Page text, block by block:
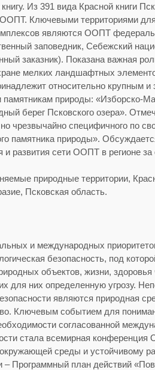
Из 391 вида Красной книги
Ключевыми территориями
являются ООПТ
заповедник, Себежский
заказник). Показана важная
мелких ландшафтных
относительно крупным и
природы: «Изборско-
берег Псковского озера».
чрезвычайно специфичного по
памятника природы».
и развития сети ООПТ в регионе за
природные территории,
Псковская область.
и международных
безопасность, под
объектов, жизни, здоровья
для них определенную угрозу.
являются природная
Ключевым событием для
согласованной
стала всемирная конференция
среды и устойчивому
– Программный план действий